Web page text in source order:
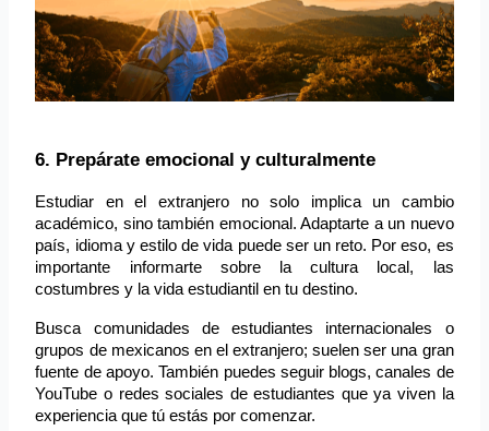
6. Prepárate emocional y culturalmente
Estudiar en el extranjero no solo implica un cambio
académico, sino también emocional. Adaptarte a un nuevo
país, idioma y estilo de vida puede ser un reto. Por eso, es
importante informarte sobre la cultura local, las
costumbres y la vida estudiantil en tu destino.
Busca comunidades de estudiantes internacionales o
grupos de mexicanos en el extranjero; suelen ser una gran
fuente de apoyo. También puedes seguir blogs, canales de
YouTube o redes sociales de estudiantes que ya viven la
experiencia que tú estás por comenzar.